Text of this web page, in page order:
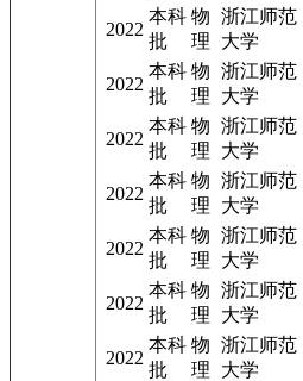
2022
本科
批
物
理
浙江师范
大学
2022
本科
批
物
理
浙江师范
大学
2022
本科
批
物
理
浙江师范
大学
2022
本科
批
物
理
浙江师范
大学
2022
本科
批
物
理
浙江师范
大学
2022
本科
批
物
理
浙江师范
大学
2022
本科
批
物
理
浙江师范
大学